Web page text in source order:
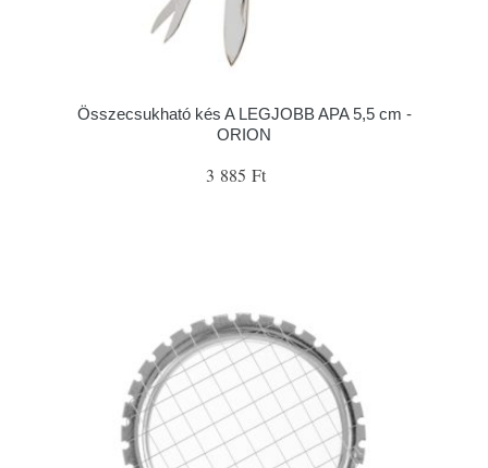
Összecsukható kés A LEGJOBB APA 5,5 cm -
ORION
3 885 Ft